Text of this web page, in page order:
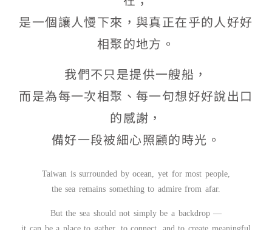
是一個讓人慢下來，與真正在乎的人好好
相聚的地方。
我們不只是提供一艘船，
而是為每一次相聚、每一句想好好說出口
的感謝，
備好一段被細心照顧的時光。
Taiwan is surrounded by ocean, yet for most people,
the sea remains something to admire from afar.
But the sea should not simply be a backdrop —